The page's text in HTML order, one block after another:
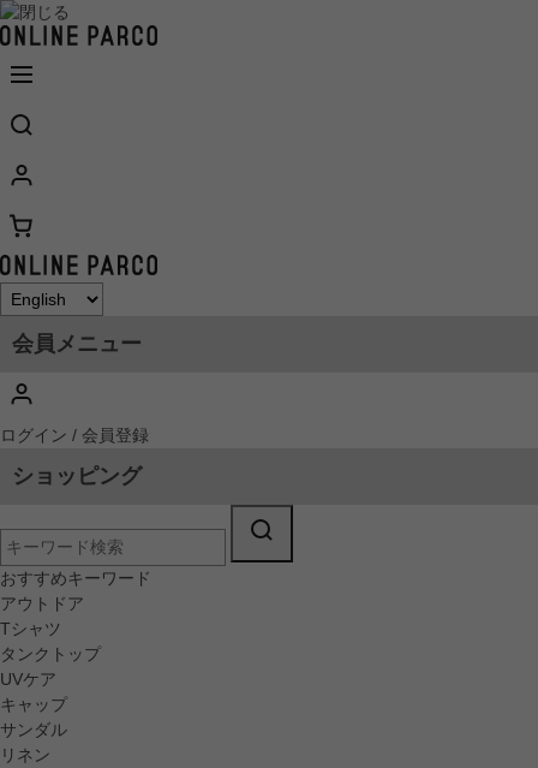
会員メニュー
ログイン / 会員登録
ショッピング
おすすめキーワード
アウトドア
Tシャツ
タンクトップ
UVケア
キャップ
サンダル
リネン